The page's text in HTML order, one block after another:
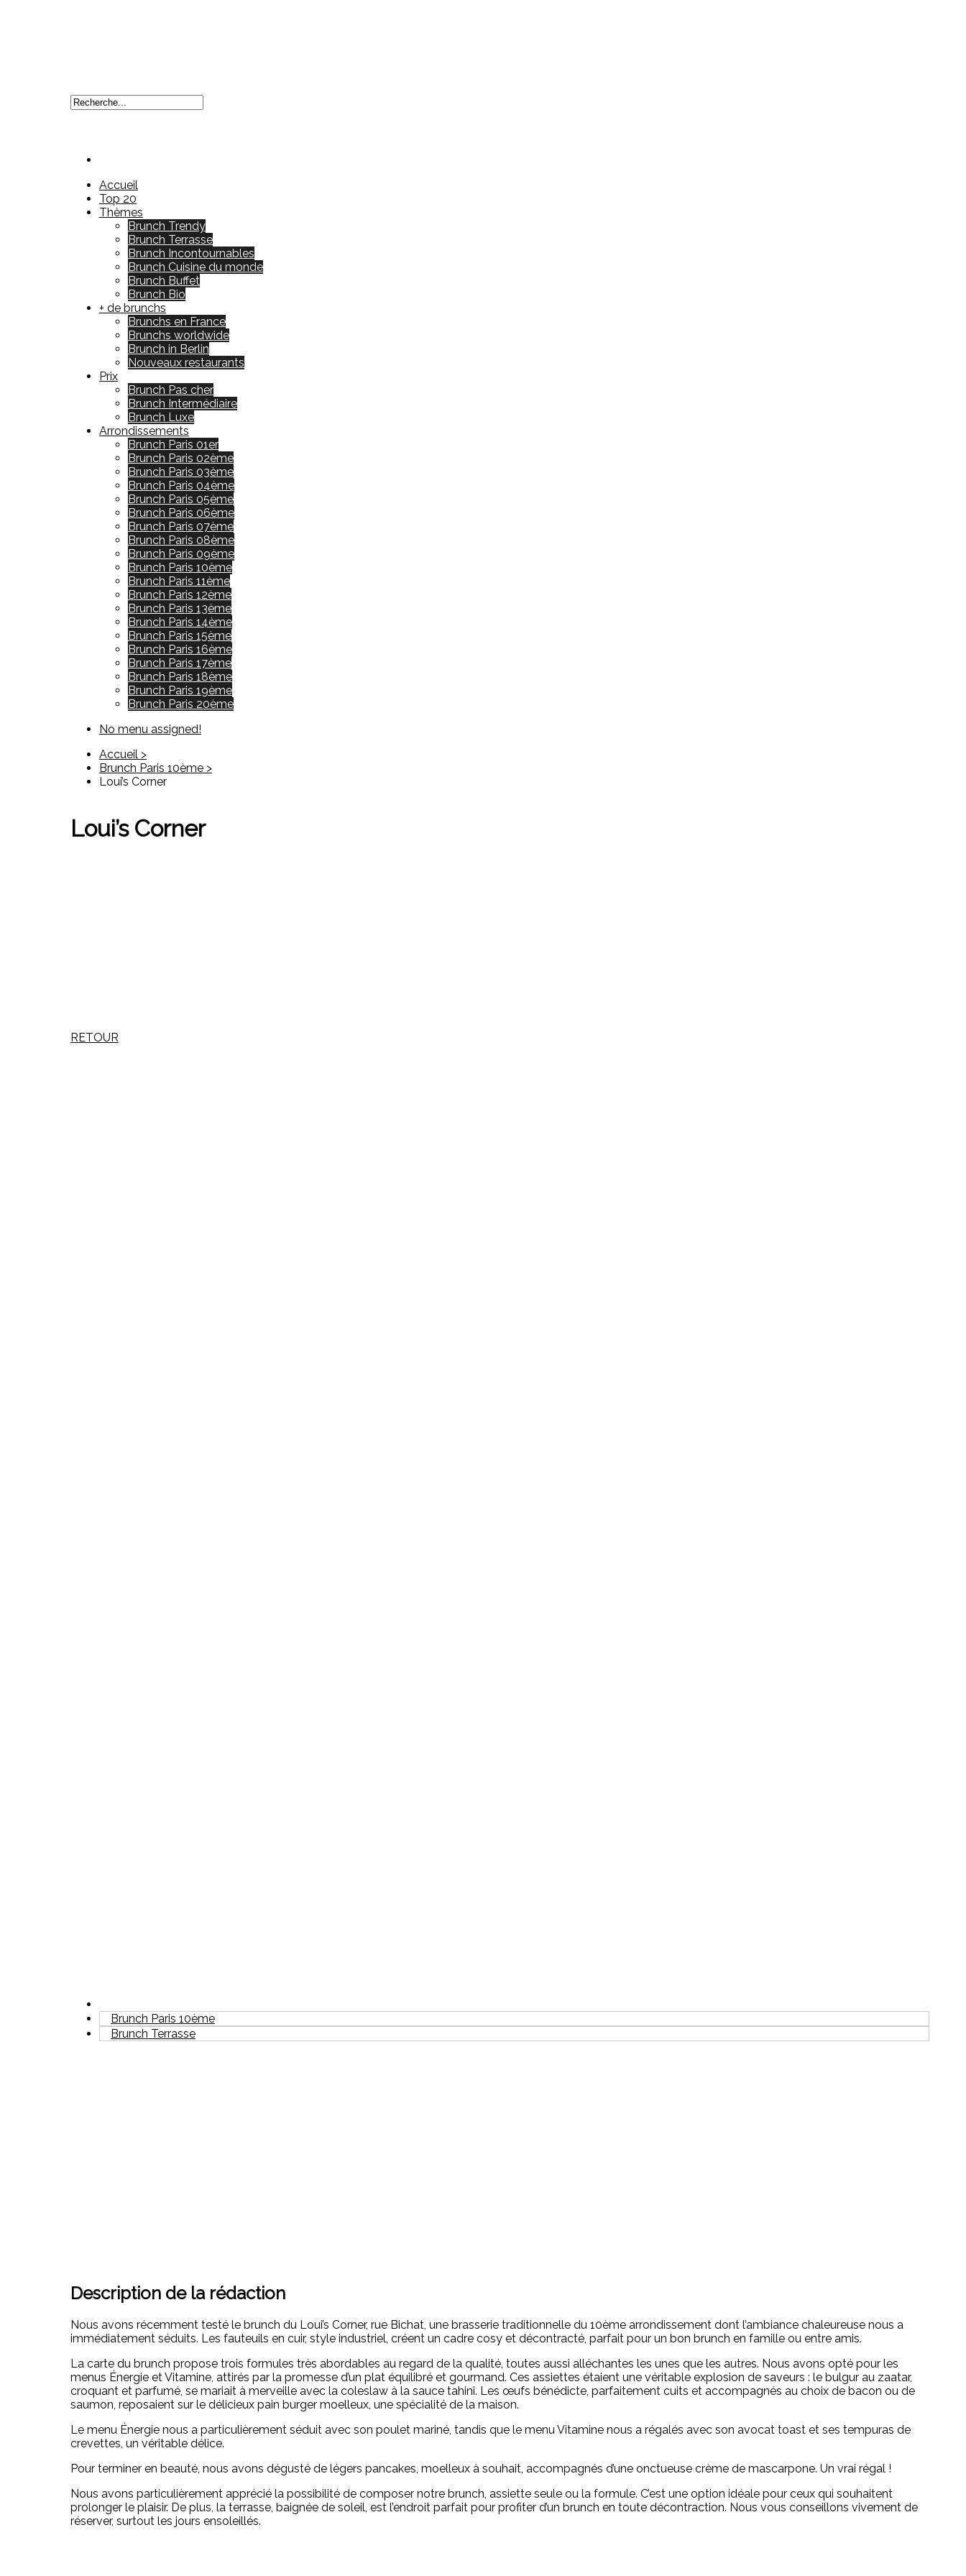
Accueil
Top 20
Thèmes
Brunch Trendy
Brunch Terrasse
Brunch Incontournables
Brunch Cuisine du monde
Brunch Buffet
Brunch Bio
+ de brunchs
Brunchs en France
Brunchs worldwide
Brunch in Berlin
Nouveaux restaurants
Prix
Brunch Pas cher
Brunch Intermédiaire
Brunch Luxe
Arrondissements
Brunch Paris 01er
Brunch Paris 02ème
Brunch Paris 03ème
Brunch Paris 04ème
Brunch Paris 05ème
Brunch Paris 06ème
Brunch Paris 07ème
Brunch Paris 08ème
Brunch Paris 09ème
Brunch Paris 10ème
Brunch Paris 11ème
Brunch Paris 12ème
Brunch Paris 13ème
Brunch Paris 14ème
Brunch Paris 15ème
Brunch Paris 16ème
Brunch Paris 17ème
Brunch Paris 18ème
Brunch Paris 19ème
Brunch Paris 20ème
No menu assigned!
Accueil >
Brunch Paris 10ème >
Loui’s Corner
Loui’s Corner
RETOUR
Brunch Paris 10ème
Brunch Terrasse
Description de la rédaction
Nous avons récemment testé le brunch du Loui’s Corner, rue Bichat, une brasserie traditionnelle du 10ème arrondissement dont l’ambiance chaleureuse nous a
immédiatement séduits. Les fauteuils en cuir, style industriel, créent un cadre cosy et décontracté, parfait pour un bon brunch en famille ou entre amis.
La carte du brunch propose trois formules très abordables au regard de la qualité, toutes aussi alléchantes les unes que les autres. Nous avons opté pour les
menus Énergie et Vitamine, attirés par la promesse d’un plat équilibré et gourmand. Ces assiettes étaient une véritable explosion de saveurs : le bulgur au zaatar,
croquant et parfumé, se mariait à merveille avec la coleslaw à la sauce tahini. Les œufs bénédicte, parfaitement cuits et accompagnés au choix de bacon ou de
saumon, reposaient sur le délicieux pain burger moelleux, une spécialité de la maison.
Le menu Énergie nous a particulièrement séduit avec son poulet mariné, tandis que le menu Vitamine nous a régalés avec son avocat toast et ses tempuras de
crevettes, un véritable délice.
Pour terminer en beauté, nous avons dégusté de légers pancakes, moelleux à souhait, accompagnés d’une onctueuse crème de mascarpone. Un vrai régal !
Nous avons particulièrement apprécié la possibilité de composer notre brunch, assiette seule ou la formule. C’est une option idéale pour ceux qui souhaitent
prolonger le plaisir. De plus, la terrasse, baignée de soleil, est l’endroit parfait pour profiter d’un brunch en toute décontraction. Nous vous conseillons vivement de
réserver, surtout les jours ensoleillés.